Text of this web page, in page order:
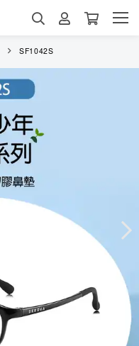
SF1042S